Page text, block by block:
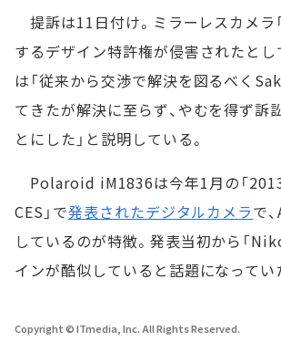
提訴は11日付け。ミラーレスカメラ
するデザイン特許権が侵害されたとし
は「従来から交渉で解決を図るべく
てきたが解決に至らず、やむを得ず訴
とにした」と説明している。
Polaroid iM1836は今年1月の「
CES」で発表されたデジタルカメラで
しているのが特徴。発表当初から「
インが酷似していると話題になってい
Copyright © ITmedia, Inc. All Rights Reserved.